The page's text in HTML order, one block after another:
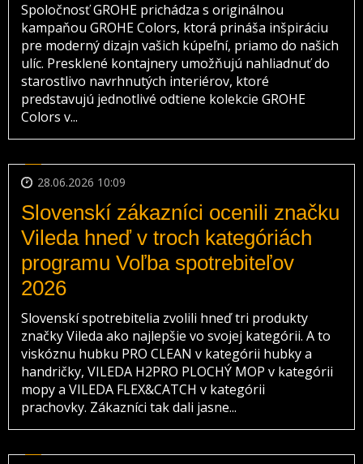
Spoločnosť GROHE prichádza s originálnou
kampaňou GROHE Colors, ktorá prináša inšpiráciu
pre moderný dizajn vašich kúpeľní, priamo do našich
ulíc. Presklené kontajnery umožňujú nahliadnuť do
starostlivo navrhnutých interiérov, ktoré
predstavujú jednotlivé odtiene kolekcie GROHE
Colors v...
28.06.2026 10:09
Slovenskí zákazníci ocenili značku
Vileda hneď v troch kategóriách
programu Voľba spotrebiteľov
2026
Slovenskí spotrebitelia zvolili hneď tri produkty
značky Vileda ako najlepšie vo svojej kategórii. A to
viskóznu hubku PRO CLEAN v kategórii hubky a
handričky, VILEDA H2PRO PLOCHÝ MOP v kategórii
mopy a VILEDA FLEX&CATCH v kategórii
prachovky. Zákazníci tak dali jasne...